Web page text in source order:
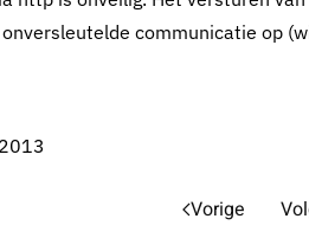
communicatie op
Vorige